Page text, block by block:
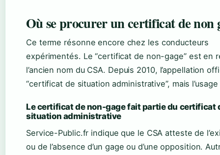
Où se procurer un certificat de non
Ce terme résonne encore chez les conducteurs
expérimentés. Le “certificat de non-gage” est en
l’ancien nom du CSA. Depuis 2010, l’appellation
“certificat de situation administrative”, mais
Le certificat de non-gage fait partie du certificat
situation administrative
Service-Public.fr indique que le CSA atteste de
ou de l’absence d’un gage ou d’une opposition.